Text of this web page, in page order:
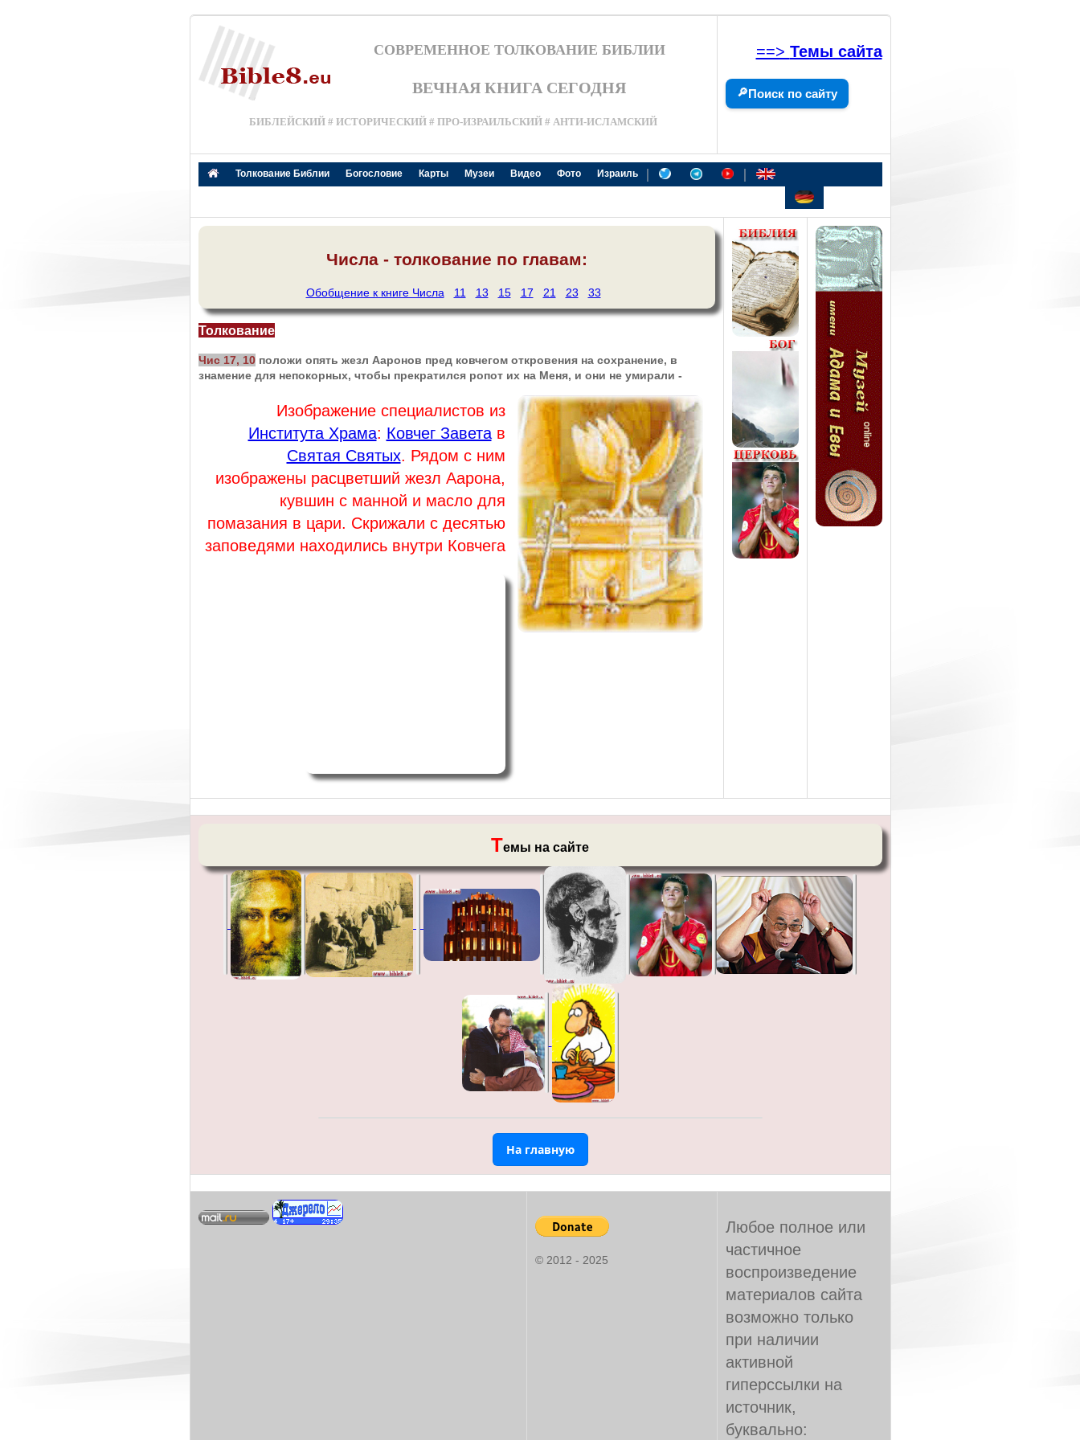
СОВРЕМЕННОЕ ТОЛКОВАНИЕ БИБЛИИ
ВЕЧНАЯ КНИГА СЕГОДНЯ
БИБЛЕЙСКИЙ # ИСТОРИЧЕСКИЙ # ПРО-ИЗРАИЛЬСКИЙ # АНТИ-ИСЛАМСКИЙ
==> Темы сайта
🔎Поиск по сайту
Толкование Библии Богословие Карты Музеи Видео Фото Израиль | |
Числа - толкование по главам:
Обобщение к книге Числа 11 13 15 17 21 23 33
Толкование
Чис 17, 10 положи опять жезл Ааронов пред ковчегом откровения на сохранение, в
знамение для непокорных, чтобы прекратился ропот их на Меня, и они не умирали -
Изображение специалистов из
Института Храма: Ковчег Заветав
Святая Святых. Рядом с ним
изображены расцветший жезл Аарона,
кувшин с манной и масло для
помазания в цари. Скрижали с десятью
заповедями находились внутри Ковчега
Темы на сайте
На главную
© 2012 - 2025
Любое полное или
частичное
воспроизведение
материалов сайта
возможно только
при наличии
активной
гиперссылки на
источник,
буквально: